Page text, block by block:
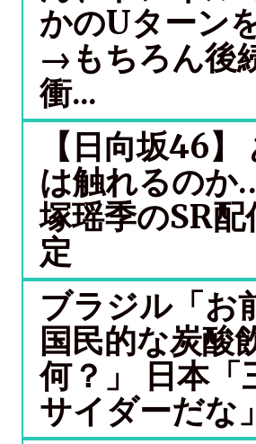
かのUターン
→もちろん後
衝...
【日向坂46
は触れるのか
塚瑶季のSR配
定
ブラジル「お
国民的な炭酸
何？」 日本「
サイダーだな」